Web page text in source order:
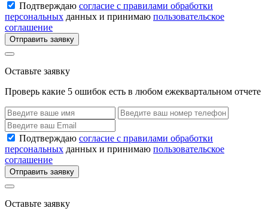
Подтверждаю согласие с правилами обработки
персональных данных и принимаю пользовательское
соглашение
Отправить заявку
Оставьте заявку
Проверь какие 5 ошибок есть в любом ежеквартальном отчете
Подтверждаю согласие с правилами обработки
персональных данных и принимаю пользовательское
соглашение
Отправить заявку
Оставьте заявку